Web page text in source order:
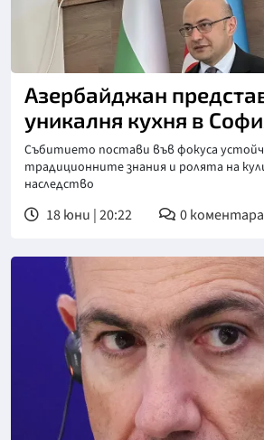
Азербайджан
уникалня кухня в
Събитието постави във фокуса
традиционните знания и ролята на
наследство
18 юни | 20:22 0коментара